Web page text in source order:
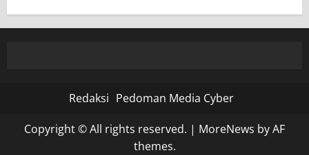
Redaksi Pedoman Media Cyber
Copyright © All rights reserved. | MoreNews by AF
themes.